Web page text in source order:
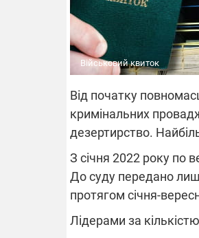
Військовий квиток
Від початку
кримінальних
дезертирство.
З січня 2022 року по
До суду передано
протягом січня-
Лідерами за